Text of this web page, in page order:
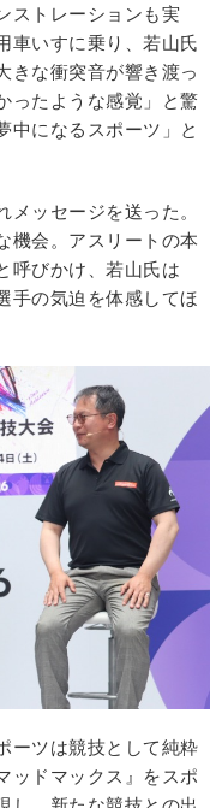
ストレーションも実
車いすに乗り、若山氏
きな衝突音が響き渡っ
ったような感覚」と驚
中になるスポーツ」と
ッセージを送った。
機会。アスリートの本
呼びかけ、若山氏は
手の気迫を体感してほ
ーツは競技として純粋
ッドマックス』をスポ